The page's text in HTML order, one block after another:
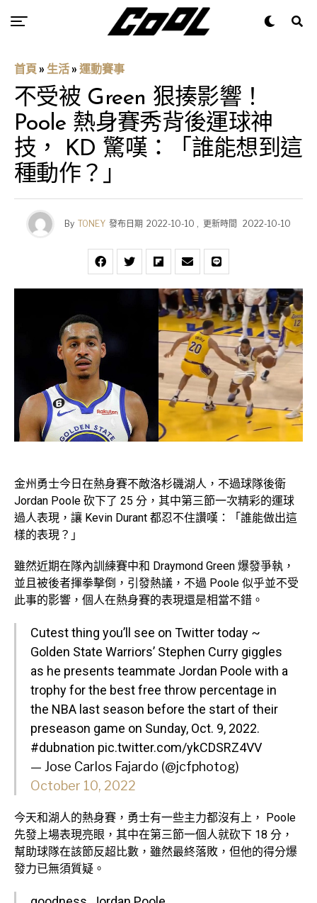
首頁 » 生活 » 運動賽事
不受被 Green 狠揍影響！
Poole 熱身賽秀背後運球神
技， KD 驚嘆：「誰能想到這
種動作？」
By TONEY 發布日期 2022-10-10 , 更新時間 2022-10-10
金州勇士今日在熱身賽不敵洛杉磯湖人，不過球隊後衛
Jordan Poole 砍下了 25 分，其中第三節一次精彩的運球
過人表現，讓 Kevin Durant 都忍不住讚嘆：「誰能做出這
樣的表現？」
雖然近期在隊內訓練賽中和 Draymond Green 爆發爭執，
並且被後者揮拳擊倒，引發熱議，不過 Poole 似乎並不受
此事的影響，個人在熱身賽的表現還是相當不錯。
Cutest thing you’ll see on Twitter today ~
Golden State Warriors’ Stephen Curry giggles
as he presents teammate Jordan Poole with a
trophy for the best free throw percentage in
the NBA last season before the start of their
preseason game on Sunday, Oct. 9, 2022.
#dubnation pic.twitter.com/ykCDSRZ4VV
— Jose Carlos Fajardo (@jcfphotog)
October 10, 2022
今天和湖人的熱身賽，勇士有一些主力都沒有上， Poole
先發上場表現亮眼，其中在第三節一個人就砍下 18 分，
幫助球隊在該節反超比數，雖然最終落敗，但他的得分爆
發力已無須質疑。